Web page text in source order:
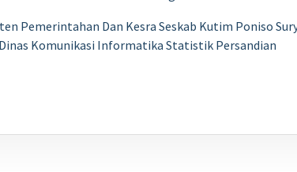
Pemerintahan Dan Kesra Seskab Kutim Poniso
Komunikasi Informatika Statistik Persandian